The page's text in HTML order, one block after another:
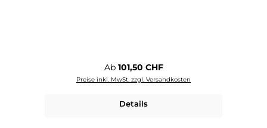
Regulärer Preis:
Ab 101,50 CHF
Preise inkl. MwSt. zzgl. Versandkosten
Details